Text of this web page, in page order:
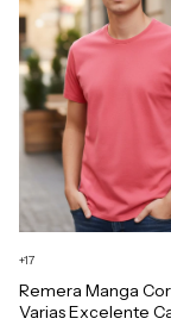
Remera Manga
Varias Excelente
+17